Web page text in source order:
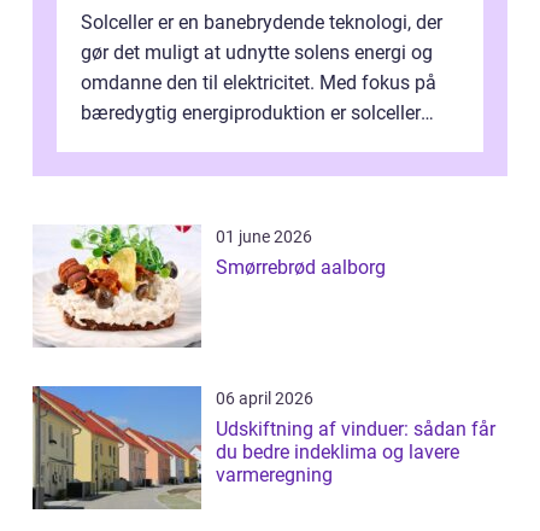
Solceller er en banebrydende teknologi, der
gør det muligt at udnytte solens energi og
omdanne den til elektricitet. Med fokus på
bæredygtig energiproduktion er solceller
01 june 2026
Smørrebrød aalborg
06 april 2026
Udskiftning af vinduer: sådan får
du bedre indeklima og lavere
varmeregning